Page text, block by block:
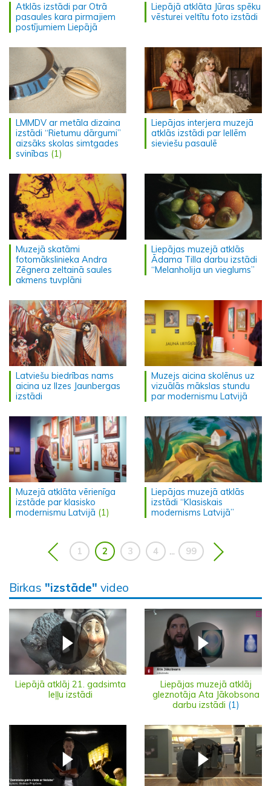
Atklās izstādi par Otrā
pasaules kara pirmajiem
postījumiem Liepājā
Liepājā atklāta Jūras spēku
vēsturei veltītu foto izstādi
LMMDV ar metāla dizaina
izstādi “Rietumu dārgumi”
aizsāks skolas simtgades
svinības (1)
Liepājas interjera muzejā
atklās izstādi par lellēm
sieviešu pasaulē
Muzejā skatāmi
fotomākslinieka Andra
Zēgnera zeltainā saules
akmens tuvplāni
Liepājas muzejā atklās
Ādama Tilla darbu izstādi
“Melanholija un vieglums”
Latviešu biedrības nams
aicina uz Ilzes Jaunbergas
izstādi
Muzejs aicina skolēnus uz
vizuālās mākslas stundu
par modernismu Latvijā
Muzejā atklāta vērienīga
izstāde par klasisko
modernismu Latvijā (1)
Liepājas muzejā atklās
izstādi “Klasiskais
modernisms Latvijā”
1 2 3 4 99
Birkas "izstāde" video
Liepājā atklāj 21. gadsimta
leļļu izstādi
Liepājas muzejā atklāj
gleznotāja Ata Jākobsona
darbu izstādi (1)